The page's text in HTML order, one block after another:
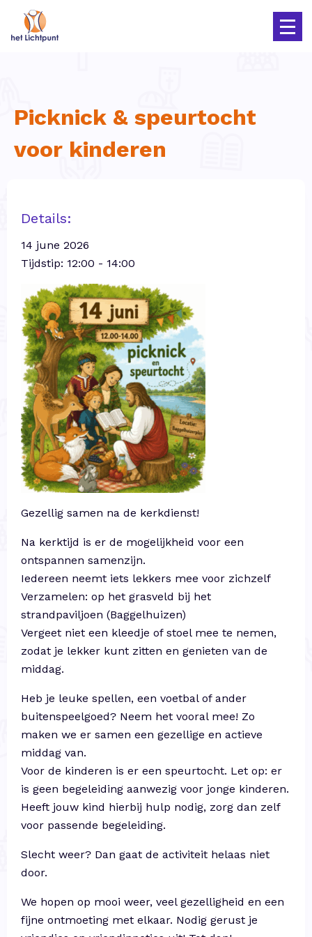
Picknick & speurtocht
voor kinderen
Details:
14 june 2026
Tijdstip: 12:00 - 14:00
Gezellig samen na de kerkdienst!
Na kerktijd is er de mogelijkheid voor een
ontspannen samenzijn.
Iedereen neemt iets lekkers mee voor zichzelf
Verzamelen: op het grasveld bij het
strandpaviljoen (Baggelhuizen)
Vergeet niet een kleedje of stoel mee te nemen,
zodat je lekker kunt zitten en genieten van de
middag.
Heb je leuke spellen, een voetbal of ander
buitenspeelgoed? Neem het vooral mee! Zo
maken we er samen een gezellige en actieve
middag van.
Voor de kinderen is er een speurtocht. Let op: er
is geen begeleiding aanwezig voor jonge kinderen.
Heeft jouw kind hierbij hulp nodig, zorg dan zelf
voor passende begeleiding.
Slecht weer? Dan gaat de activiteit helaas niet
door.
We hopen op mooi weer, veel gezelligheid en een
fijne ontmoeting met elkaar. Nodig gerust je